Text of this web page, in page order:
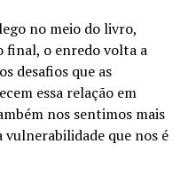
no meio do livro,
final, o enredo volta a
desafios que as
essa relação em
nos sentimos mais
que nos é